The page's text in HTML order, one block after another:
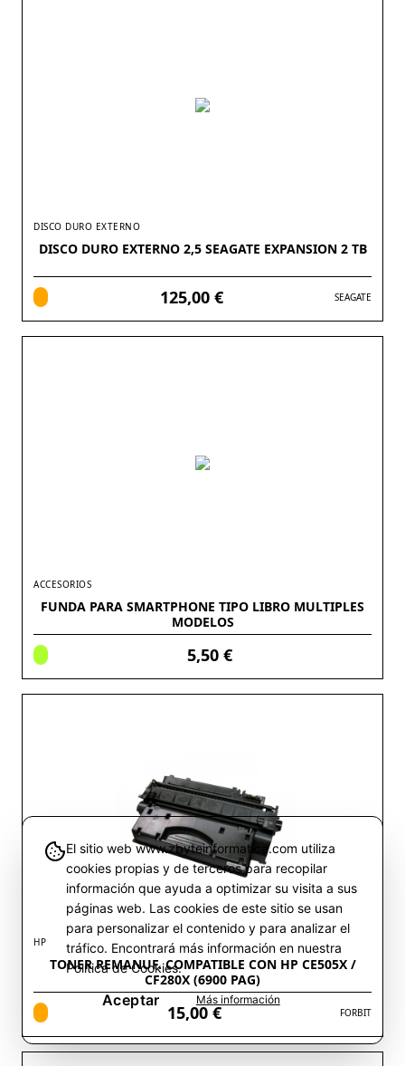
DISCO DURO EXTERNO
DISCO DURO EXTERNO 2,5 SEAGATE EXPANSION 2 TB
125,00 € SEAGATE
ACCESORIOS
FUNDA PARA SMARTPHONE TIPO LIBRO MULTIPLES
MODELOS
5,50 €
HP
TONER REMANUF. COMPATIBLE CON HP CE505X /
CF280X (6900 PAG)
15,00 € FORBIT
El sitio web www.zbyteinformatica.com utiliza
cookies propias y de terceros para recopilar
información que ayuda a optimizar su visita a sus
páginas web. Las cookies de este sitio se usan
para personalizar el contenido y para analizar el
tráfico. Encontrará más información en nuestra
Política de Cookies.
Aceptar Más información